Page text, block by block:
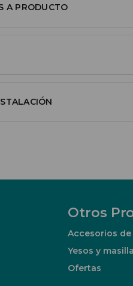
A PRODUCTO
Otros
Accesorios
Yesos y
Ofertas